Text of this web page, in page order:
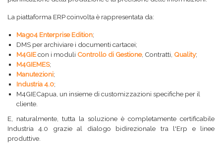
La piattaforma ERP coinvolta è rappresentata da:
Mago4 Enterprise Edition;
DMS per archiviare i documenti cartacei;
M4GIEcon i moduli Controllo di Gestione, Contratti, Quality;
M4GIEMES;
Manutezioni;
Industria 4.0;
M4GIECapua, un insieme di customizzazioni specifiche per il
cliente.
E, naturalmente, tutta la soluzione è completamente certificabile
Industria 4.0 grazie al dialogo bidirezionale tra l'Erp e linee
produttive.